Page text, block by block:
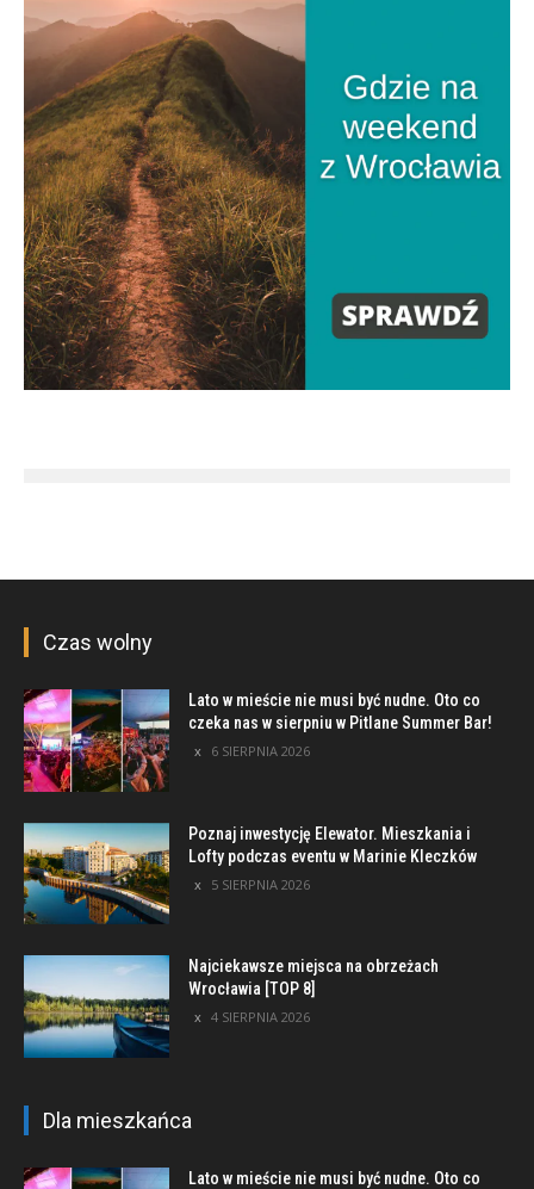
Czas wolny
Lato w mieście nie musi być nudne. Oto co
czeka nas w sierpniu w Pitlane Summer Bar!
6 SIERPNIA 2026
Poznaj inwestycję Elewator. Mieszkania i
Lofty podczas eventu w Marinie Kleczków
5 SIERPNIA 2026
Najciekawsze miejsca na obrzeżach
Wrocławia [TOP 8]
4 SIERPNIA 2026
Dla mieszkańca
Lato w mieście nie musi być nudne. Oto co